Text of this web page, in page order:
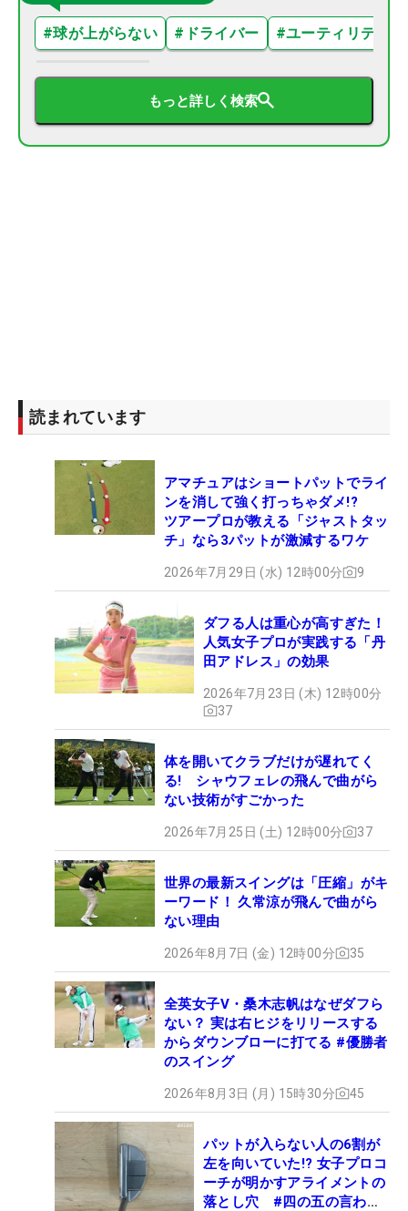
#球が上がらない # ドライバー #ユーティリティ
もっと詳しく検索
読まれています
アマチュアはショートパットでライ
ンを消して強く打っちゃダメ!?
ツアープロが教える「ジャストタッ
チ」なら3パットが激減するワケ
2026年7月29日 (水) 12時00分 9
ダフる人は重心が高すぎた！
人気女子プロが実践する「丹
田アドレス」の効果
2026年7月23日 (木) 12時00分
37
体を開いてクラブだけが遅れてく
る! シャウフェレの飛んで曲がら
ない技術がすごかった
2026年7月25日 (土) 12時00分 37
世界の最新スイングは「圧縮」がキ
ーワード！ 久常涼が飛んで曲がら
ない理由
2026年8月7日 (金) 12時00分 35
全英女子V・桑木志帆はなぜダフら
ない？ 実は右ヒジをリリースする
からダウンブローに打てる #優勝者
のスイング
2026年8月3日 (月) 15時30分 45
パットが入らない人の6割が
左を向いていた!? 女子プロコ
ーチが明かすアライメントの
落とし穴 #四の五の言わず